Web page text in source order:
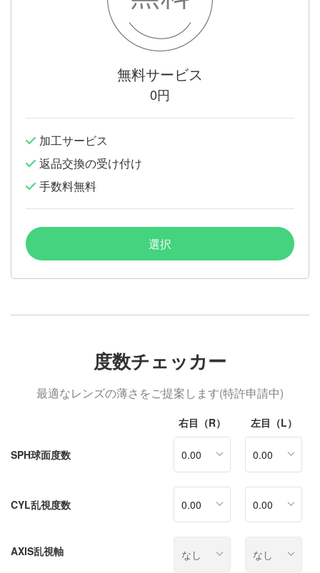
無料サービス
0円
加工サービス
返品交換の受け付け
手数料無料
選択
度数チェッカー
最適なレンズの薄さをご提案します(特許申請中)
右目（R） 左目（L）
SPH球面度数
CYL乱視度数
AXIS乱視軸